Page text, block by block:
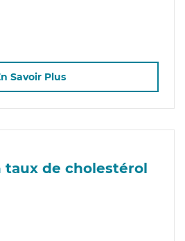
Savoir Plus
taux de cholestérol